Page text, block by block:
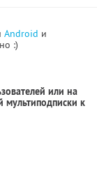
Android и
:)
или на
мультиподписки к